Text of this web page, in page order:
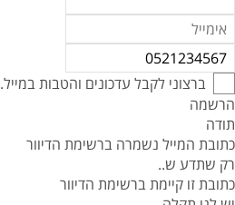
ברצוני לקבל עדכונים והטבות במייל.
הרשמה
תודה
כתובת המייל נשמרה ברשימת הדיוור
רק שתדע ש..
כתובת זו קיימת ברשימת הדיוור